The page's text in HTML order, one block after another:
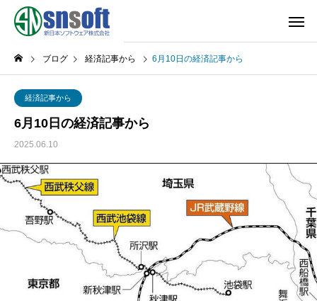
ブログ 経済記事から 6月10日の経済記事から
経済記事から
6月10日の経済記事から
2025.06.10